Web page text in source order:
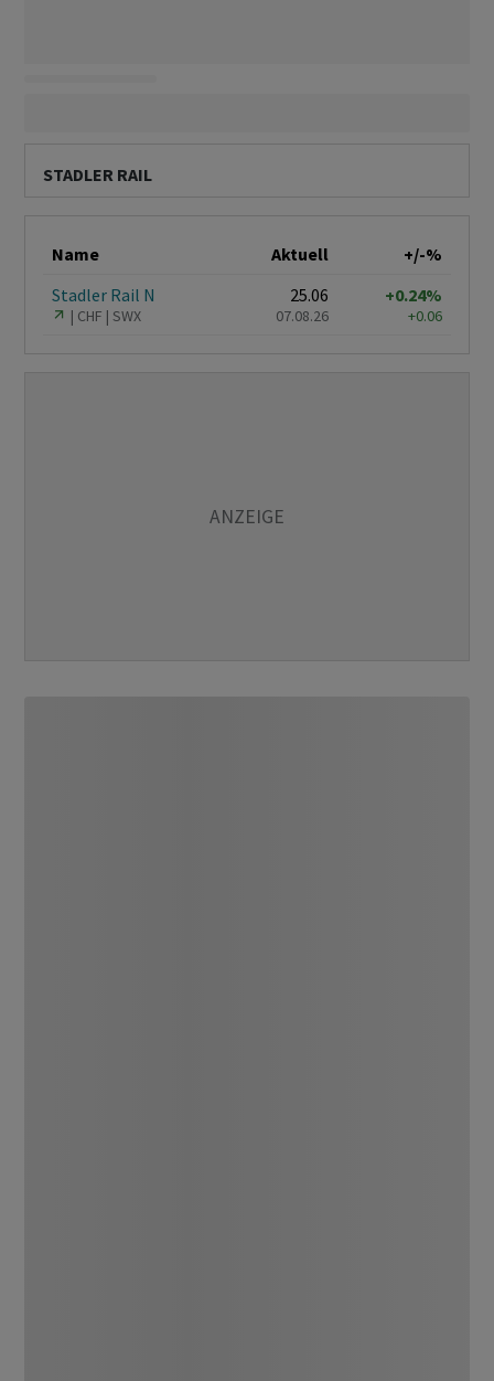
STADLER RAIL
Name Aktuell
+/-%
Stadler Rail N
CHF SWX
25.06
07.08.26
+0.24%
+0.06